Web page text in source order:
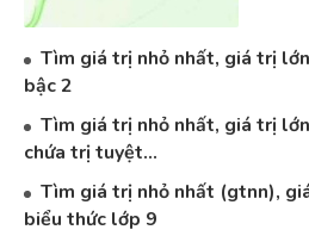
Tìm giá trị nhỏ nhất, giá trị
bậc 2
Tìm giá trị nhỏ nhất, giá trị
chứa trị tuyệt...
Tìm giá trị nhỏ nhất (gtnn),
biểu thức lớp 9